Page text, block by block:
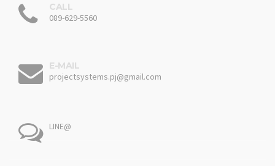
CALL
089-629-5560
E-MAIL
projectsystems.pj@gmail.com
LINE@